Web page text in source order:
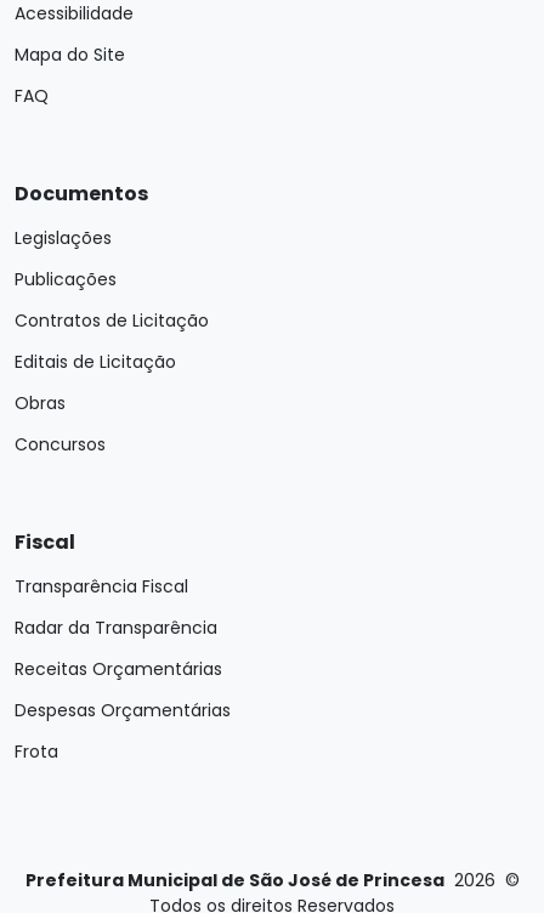
Acessibilidade
Mapa do Site
FAQ
Documentos
Legislações
Publicações
Contratos de Licitação
Editais de Licitação
Obras
Concursos
Fiscal
Transparência Fiscal
Radar da Transparência
Receitas Orçamentárias
Despesas Orçamentárias
Frota
Prefeitura Municipal de São José de Princesa 2026 ©
Todos os direitos Reservados